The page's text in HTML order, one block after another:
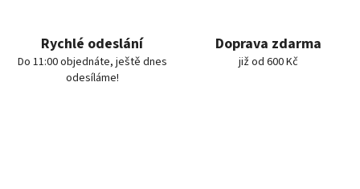
Rychlé odeslání
Do 11:00 objednáte, ještě dnes
odesíláme!
Doprava zdarma
již od 600 Kč